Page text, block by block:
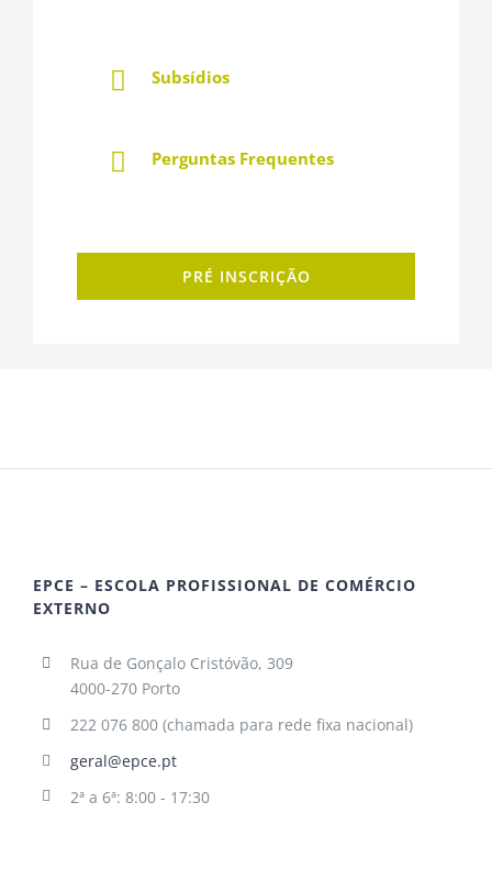
Subsídios
Perguntas Frequentes
PRÉ INSCRIÇÃO
EPCE – ESCOLA PROFISSIONAL DE COMÉRCIO
EXTERNO
Rua de Gonçalo Cristóvão, 309
4000-270 Porto
222 076 800 (chamada para rede fixa nacional)
geral@epce.pt
2ª a 6ª: 8:00 - 17:30